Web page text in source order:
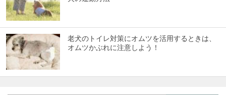
老犬のトイレ対策にオムツを活用するときは、
オムツかぶれに注意しよう！